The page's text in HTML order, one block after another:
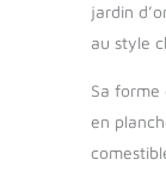
jardin
au style
Sa forme
en